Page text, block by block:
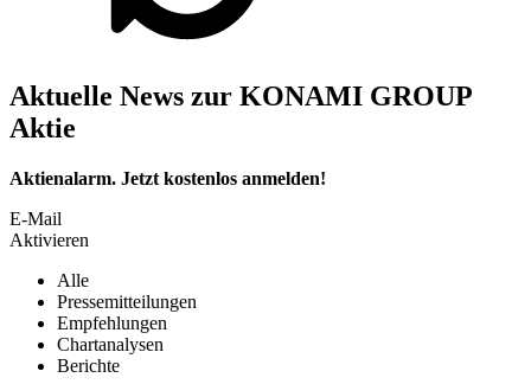
Aktuelle News zur KONAMI GROUP
Aktie
Aktienalarm. Jetzt kostenlos anmelden!
E-Mail
Aktivieren
Alle
Pressemitteilungen
Empfehlungen
Chartanalysen
Berichte